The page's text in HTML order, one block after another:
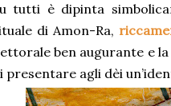
tutti è dipinta
di Amon-Ra,
ben augurante e
presentare agli dèi